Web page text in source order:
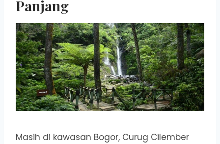
Panjang
Masih di kawasan Bogor, Curug Cilember